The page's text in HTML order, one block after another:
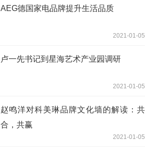
AEG德国家电品牌提升生活品质
2021-01-05
卢一先书记到星海艺术产业园调研
2021-01-05
赵鸣洋对科美琳品牌文化墙的解读：共
合，共赢
2021-01-05